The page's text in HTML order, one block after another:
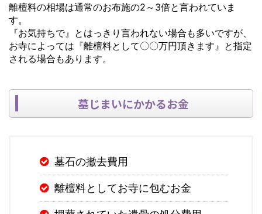
離檀料の相場は通常のお布施の2～3倍と言われていま
す。
『お気持ちで』とはっきり言われない場合も多いですが、
お寺によっては『離檀料として〇〇万円頂きます』と指定
される場合もあります。
墓じまいにかかるお金
墓石の撤去費用
離檀料としてお寺に包むお金